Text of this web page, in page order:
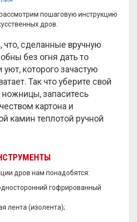
пошаговую инструкцию
дров.
что, сделанные вручную
без огня дать то
уют, которого зачастую
Так что уберите свой
ножницы, запаситесь
картона и
камин теплотой ручной
дров нам понадобятся:
гофрированный
лента (изолента);